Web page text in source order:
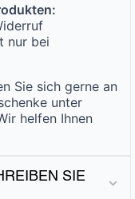
nur bei
Sie sich gerne an
unter
helfen Ihnen
SIE